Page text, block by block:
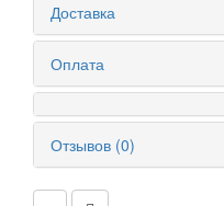
Доставка
Оплата
Отзывов (0)